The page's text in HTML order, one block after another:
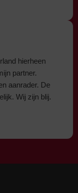
hierheen
partner.
aanrader. De
Wij zijn blij.